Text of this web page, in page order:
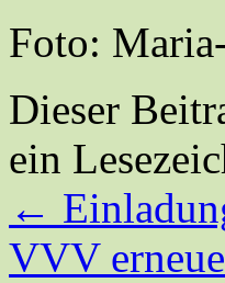
Foto:
Dieser
ein
←
VVV